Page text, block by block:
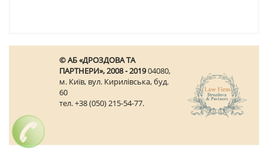
© АБ «ДРОЗДОВА ТА
ПАРТНЕРИ», 2008 - 201904080,
м. Київ, вул. Кирилівська, буд.
60
тел. +38 (050) 215-54-77.